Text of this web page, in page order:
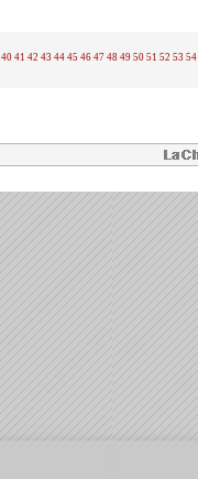
40 41 42 43 44 45 46 47 48 49 50 51 52 53 54